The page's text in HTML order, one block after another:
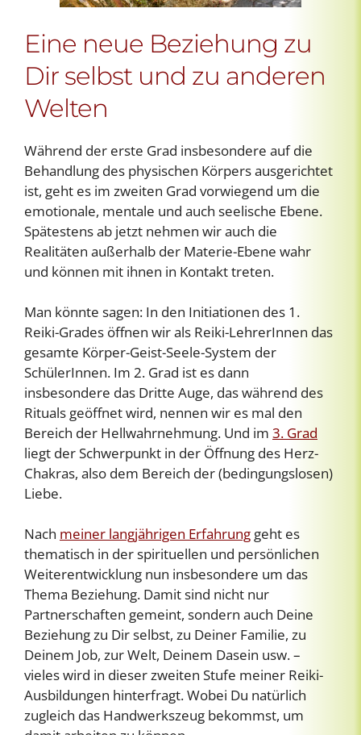
Eine neue Beziehung zu
Dir selbst und zu anderen
Welten
Während der erste Grad insbesondere auf die
Behandlung des physischen Körpers ausgerichtet
ist, geht es im zweiten Grad vorwiegend um die
emotionale, mentale und auch seelische Ebene.
Spätestens ab jetzt nehmen wir auch die
Realitäten außerhalb der Materie-Ebene wahr
und können mit ihnen in Kontakt treten.
Man könnte sagen: In den Initiationen des 1.
Reiki-Grades öffnen wir als Reiki-LehrerInnen das
gesamte Körper-Geist-Seele-System der
SchülerInnen. Im 2. Grad ist es dann
insbesondere das Dritte Auge, das während des
Rituals geöffnet wird, nennen wir es mal den
Bereich der Hellwahrnehmung. Und im 3. Grad
liegt der Schwerpunkt in der Öffnung des Herz-
Chakras, also dem Bereich der (bedingungslosen)
Liebe.
Nach meiner langjährigen Erfahrung geht es
thematisch in der spirituellen und persönlichen
Weiterentwicklung nun insbesondere um das
Thema Beziehung. Damit sind nicht nur
Partnerschaften gemeint, sondern auch Deine
Beziehung zu Dir selbst, zu Deiner Familie, zu
Deinem Job, zur Welt, Deinem Dasein usw. –
vieles wird in dieser zweiten Stufe meiner Reiki-
Ausbildungen hinterfragt. Wobei Du natürlich
zugleich das Handwerkszeug bekommst, um